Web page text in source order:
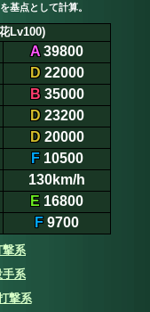
基点として計算。
Lv100)
A39800
D22000
B35000
D23200
D20000
F10500
130km/h
E 16800
F 9700
撃系
手系
撃系